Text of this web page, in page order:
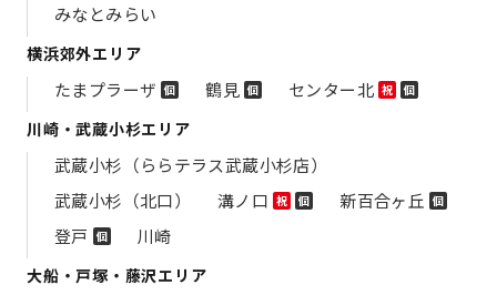
みなとみらい
横浜郊外エリア
たまプラーザ 個 鶴見 個 センター北 祝 個
川崎・武蔵小杉エリア
武蔵小杉（ららテラス武蔵小杉店）
武蔵小杉（北口）
溝ノ口 祝 個 新百合ヶ丘 個
登戸 個 川崎
大船・戸塚・藤沢エリア